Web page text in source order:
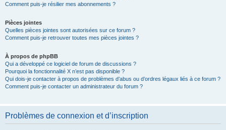
Comment puis-je résilier mes abonnements ?
Pièces jointes
Quelles pièces jointes sont autorisées sur ce forum ?
Comment puis-je retrouver toutes mes pièces jointes ?
À propos de phpBB
Qui a développé ce logiciel de forum de discussions ?
Pourquoi la fonctionnalité X n’est pas disponible ?
Qui dois-je contacter à propos de problèmes d’abus ou d’ordres légaux liés à ce forum ?
Comment puis-je contacter un administrateur du forum ?
Problèmes de connexion et d’inscription